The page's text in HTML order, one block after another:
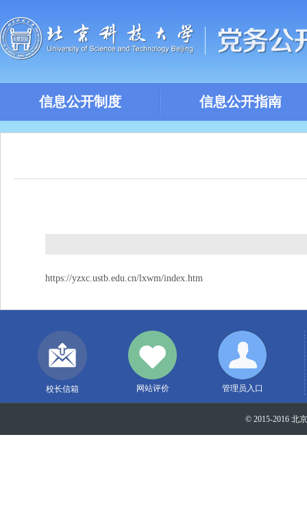
信息公开制度 信息公开指南
https://yzxc.ustb.edu.cn/lxwm/index.htm
校长信箱 网站评价 管理员入口
© 2015-2016